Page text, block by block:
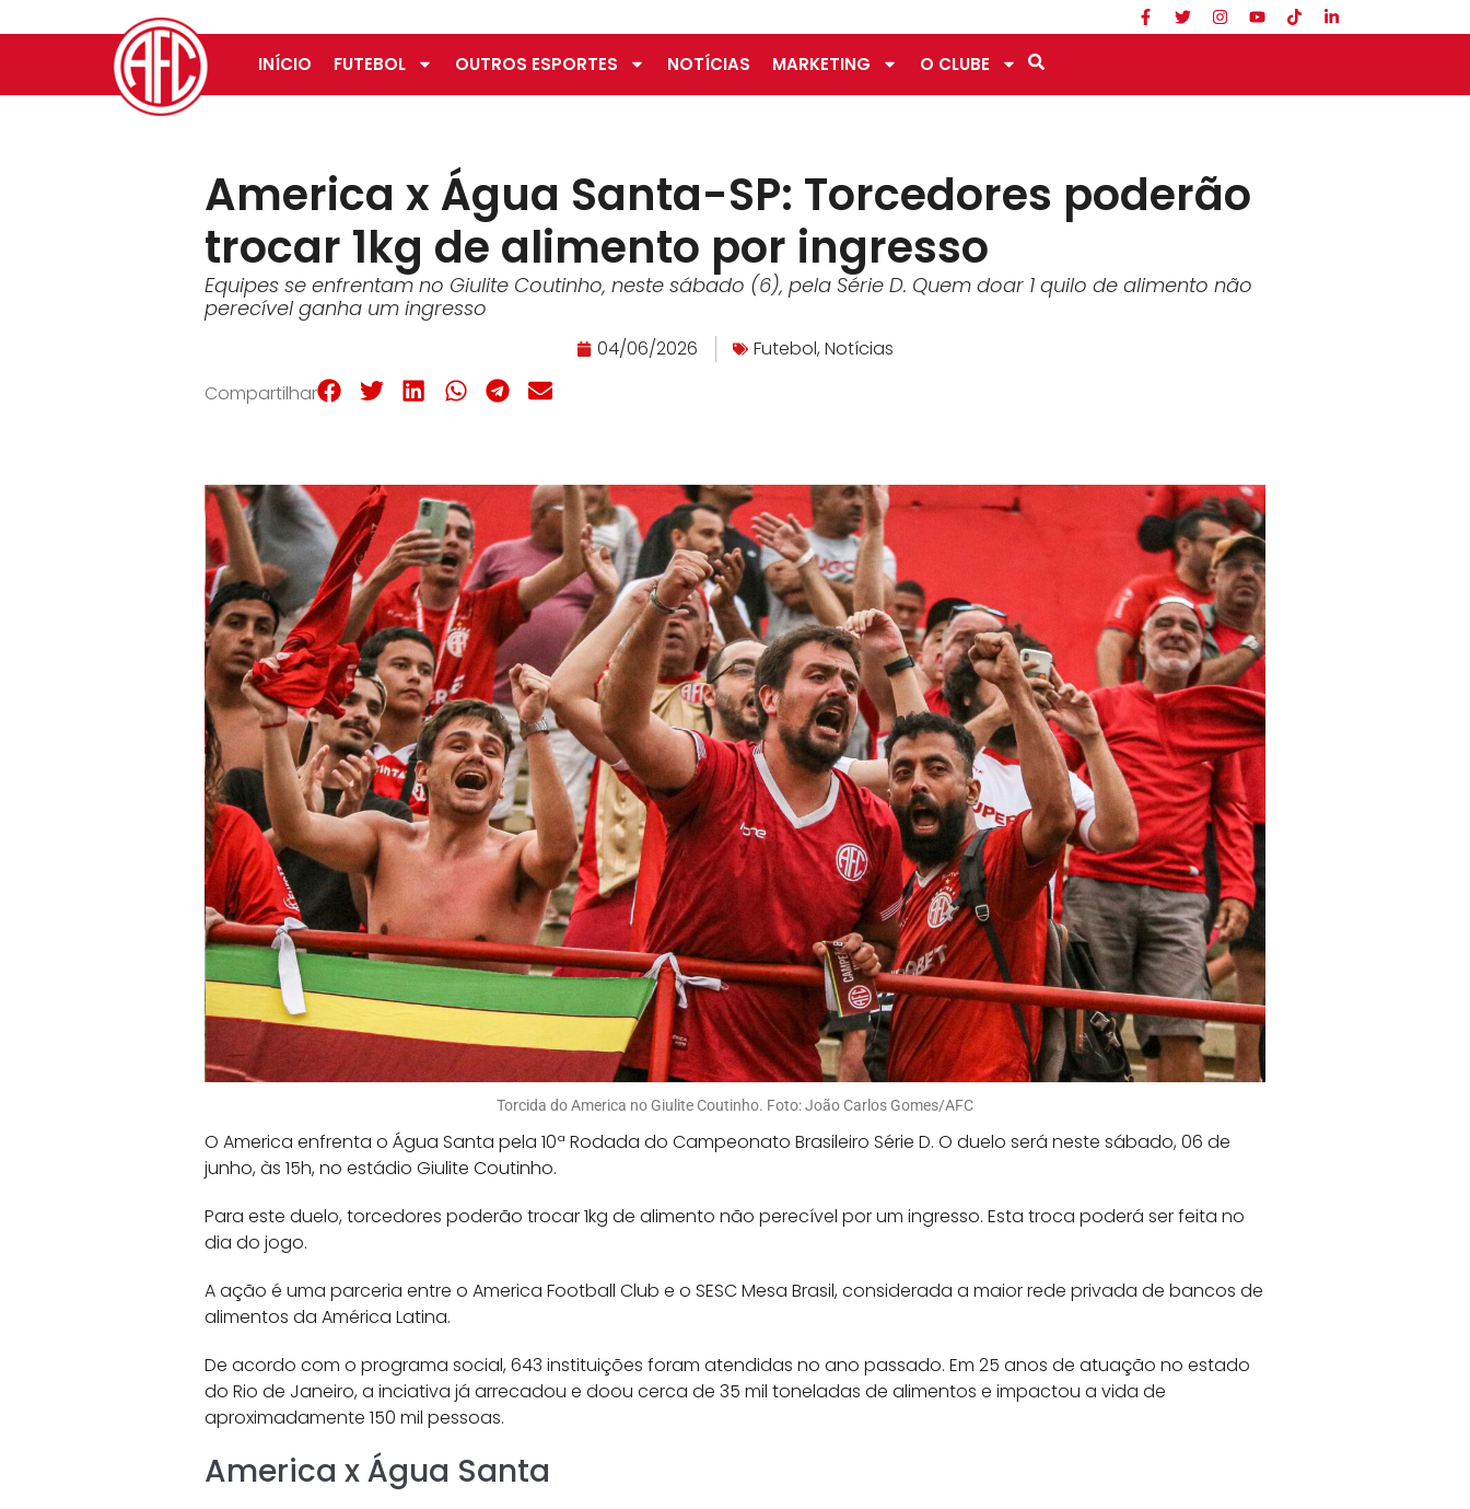
INÍCIO FUTEBOL OUTROS ESPORTES NOTÍCIAS MARKETING O CLUBE
America x Água Santa-SP: Torcedores poderão
trocar 1kg de alimento por ingresso
Equipes se enfrentam no Giulite Coutinho, neste sábado (6), pela Série D. Quem doar 1 quilo de alimento não
perecível ganha um ingresso
04/06/2026 Futebol, Notícias
Compartilhar
Torcida do America no Giulite Coutinho. Foto: João Carlos Gomes/AFC
O America enfrenta o Água Santa pela 10ª Rodada do Campeonato Brasileiro Série D. O duelo será neste sábado, 06 de
junho, às 15h, no estádio Giulite Coutinho.
Para este duelo, torcedores poderão trocar 1kg de alimento não perecível por um ingresso. Esta troca poderá ser feita no
dia do jogo.
A ação é uma parceria entre o America Football Club e o SESC Mesa Brasil, considerada a maior rede privada de bancos de
alimentos da América Latina.
De acordo com o programa social, 643 instituições foram atendidas no ano passado. Em 25 anos de atuação no estado
do Rio de Janeiro, a inciativa já arrecadou e doou cerca de 35 mil toneladas de alimentos e impactou a vida de
aproximadamente 150 mil pessoas.
America x Água Santa